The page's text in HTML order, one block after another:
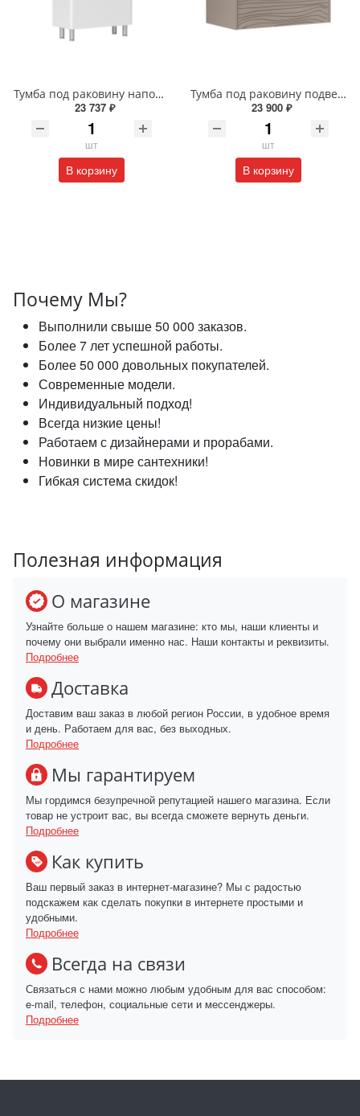
Тумба под раковину напольная EQUIL Найс 60 см tnNICE60.2Y-05 белая
23 737 ₽
шт
В корзину
Тумба под раковину подвесная EQUIL Глеам 80.1Я/Gleam 80.1Y амарок/дуб вотан tpGLEAM80.1Y-25
23 900 ₽
шт
В корзину
Почему Мы?
Выполнили свыше 50 000 заказов.
Более 7 лет успешной работы.
Более 50 000 довольных покупателей.
Современные модели.
Индивидуальный подход!
Всегда низкие цены!
Работаем с дизайнерами и прорабами.
Новинки в мире сантехники!
Гибкая система скидок!
Полезная информация
О магазине
Узнайте больше о нашем магазине: кто мы, наши клиенты и
почему они выбрали именно нас. Наши контакты и реквизиты.
Подробнее
Доставка
Доставим ваш заказ в любой регион России, в удобное время
и день. Работаем для вас, без выходных.
Подробнее
Мы гарантируем
Мы гордимся безупречной репутацией нашего магазина. Если
товар не устроит вас, вы всегда сможете вернуть деньги.
Подробнее
Как купить
Ваш первый заказ в интернет-магазине? Мы с радостью
подскажем как сделать покупки в интернете простыми и
удобными.
Подробнее
Всегда на связи
Связаться с нами можно любым удобным для вас способом:
e-mail, телефон, социальные сети и мессенджеры.
Подробнее